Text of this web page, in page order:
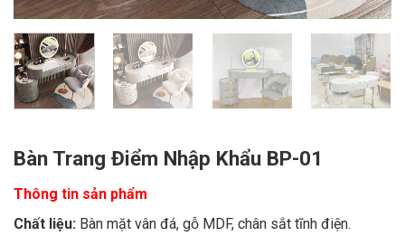
Bàn Trang Điểm Nhập Khẩu BP-01
Thông tin sản phẩm
Chất liệu: Bàn mặt vân đá, gỗ MDF, chân sắt tĩnh điện.